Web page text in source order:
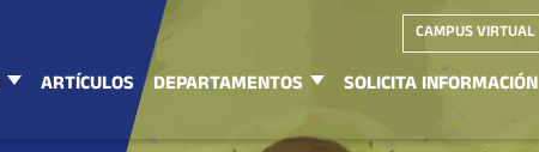
CAMPUS VIRTUAL
ARTÍCULOS DEPARTAMENTOS SOLICITA INFORMACIÓN